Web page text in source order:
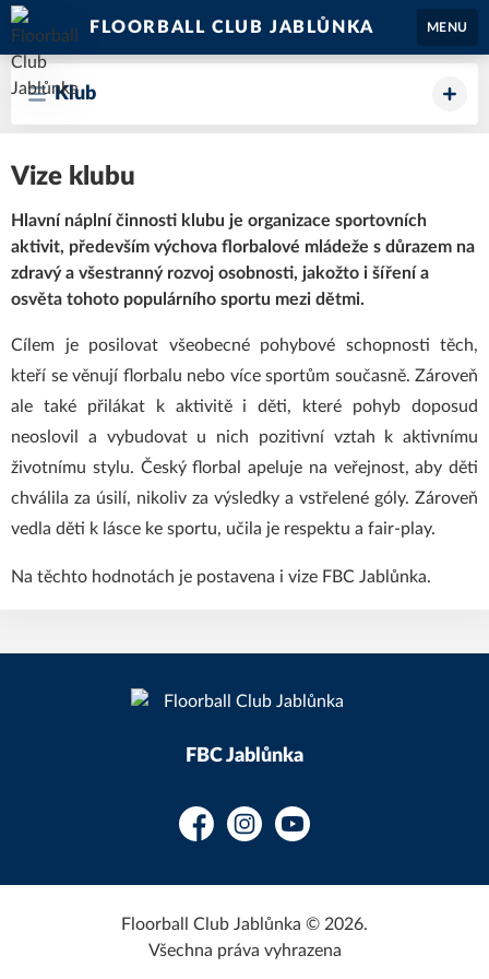
FLOORBALL CLUB JABLŮNKA MENU
Klub
Vize klubu
Hlavní náplní činnosti klubu je organizace sportovních
aktivit, především výchova florbalové mládeže s důrazem na
zdravý a všestranný rozvoj osobnosti, jakožto i šíření a
osvěta tohoto populárního sportu mezi dětmi.
Cílem je posilovat všeobecné pohybové schopnosti těch,
kteří se věnují florbalu nebo více sportům současně. Zároveň
ale také přilákat k aktivitě i děti, které pohyb doposud
neoslovil a vybudovat u nich pozitivní vztah k aktivnímu
životnímu stylu. Český florbal apeluje na veřejnost, aby děti
chválila za úsilí, nikoliv za výsledky a vstřelené góly. Zároveň
vedla děti k lásce ke sportu, učila je respektu a fair-play.
Na těchto hodnotách je postavena i vize FBC Jablůnka.
FBC Jablůnka
FacebookInstagramYouTube
Floorball Club Jablůnka © 2026.
Všechna práva vyhrazena